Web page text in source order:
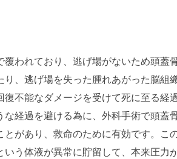
われており、逃げ場がないため頭蓋
、逃げ場を失った腫れあがった脳組
不能なダメージを受けて死に至る経
経過を避ける為に、外科手術で頭蓋
があり、救命のために有効です。こ
う体液が異常に貯留して、本来圧力